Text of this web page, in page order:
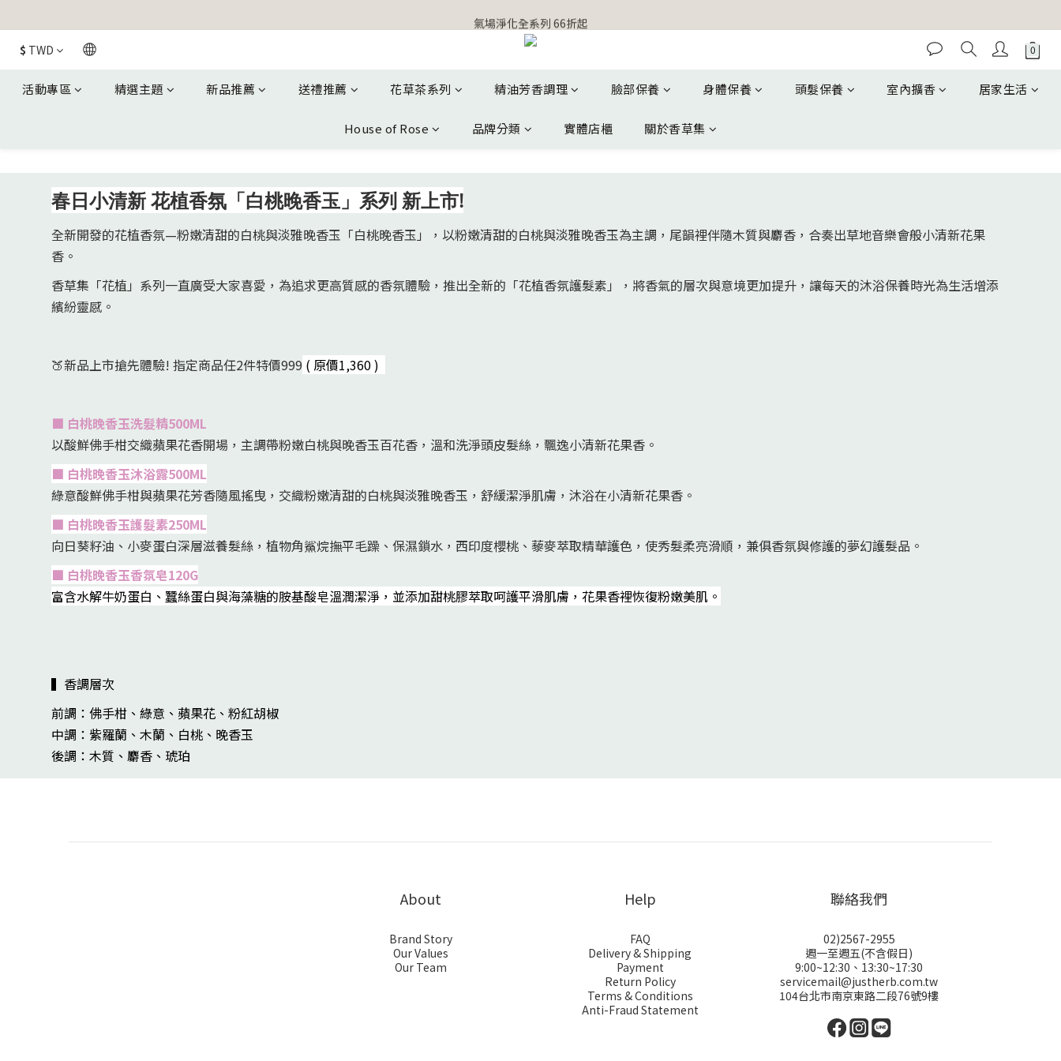
【官網獨家】首次消費 不限金額 即送 香遇熊超人行李吊牌
氣場淨化全系列 66折起
【官網獨家】首次消費 不限金額 即送 香遇熊超人行李吊牌
$ TWD
活動專區 精選主題 新品推薦 送禮推薦 花草茶系列 精油芳香調理 臉部保養 身體保養 頭髮保養 室內擴香 居家生活
House of Rose 品牌分類 實體店櫃 關於香草集
春日小清新 花植香氛「白桃晚香玉」系列 新上市!
全新開發的花植香氛—粉嫩清甜的白桃與淡雅晚香玉「白桃晚香玉」，以粉嫩清甜的白桃與淡雅晚香玉為主調，尾韻裡伴隨木質與麝香，合奏出草地音樂會般小清新花果
香。
香草集「花植」系列一直廣受大家喜愛，為追求更高質感的香氛體驗，推出全新的「花植香氛護髮素」，將香氣的層次與意境更加提升，讓每天的沐浴保養時光為生活增添
繽紛靈感。
🍑新品上市搶先體驗! 指定商品任2件特價999 ( 原價1,360)
■ 白桃晚香玉洗髮精500ML
以酸鮮佛手柑交織蘋果花香開場，主調帶粉嫩白桃與晚香玉百花香，溫和洗淨頭皮髮絲，飄逸小清新花果香。
■ 白桃晚香玉沐浴露500ML
綠意酸鮮佛手柑與蘋果花芳香隨風搖曳，交織粉嫩清甜的白桃與淡雅晚香玉，舒緩潔淨肌膚，沐浴在小清新花果香。
■ 白桃晚香玉護髮素250ML
向日葵籽油、小麥蛋白深層滋養髮絲，植物角鯊烷撫平毛躁、保濕鎖水，西印度櫻桃、藜麥萃取精華護色，使秀髮柔亮滑順，兼俱香氛與修護的夢幻護髮品。
■ 白桃晚香玉香氛皂120G
富含水解牛奶蛋白、蠶絲蛋白與海藻糖的胺基酸皂溫潤潔淨，並添加甜桃膠萃取呵護平滑肌膚，花果香裡恢復粉嫩美肌。
▍香調層次
前調：佛手柑、綠意、蘋果花、粉紅胡椒
中調：紫羅蘭、木蘭、白桃、晚香玉
後調：木質、麝香、琥珀
About
Brand Story
Our Values
Our Team
Help
FAQ
Delivery & Shipping
Payment
Return Policy
Terms & Conditions
Anti-Fraud Statement
聯絡我們
02)2567-2955
週一至週五(不含假日)
9:00~12:30、13:30~17:30
servicemail@justherb.com.tw
104台北市南京東路二段76號9樓